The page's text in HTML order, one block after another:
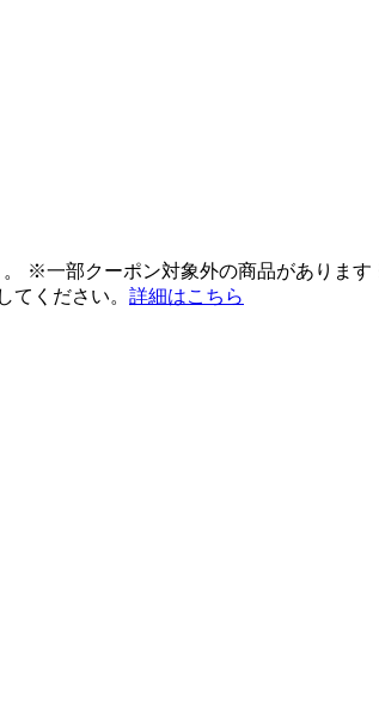
※一部クーポン対象外の商品がありま
てください。 詳細はこちら